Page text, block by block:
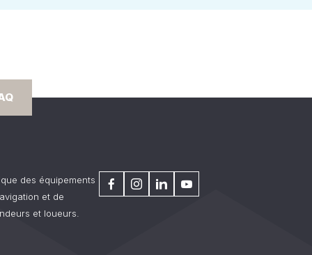
des équipements
et de
et loueurs.